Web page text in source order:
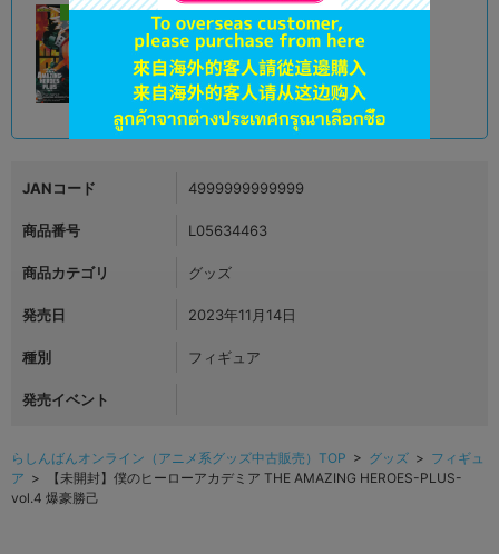
新入荷 状態 : 未開封
熊本店
在庫あり 2,290円 税込
JANコード 4999999999999
商品番号 L05634463
商品カテゴリ グッズ
発売日 2023年11月14日
種別 フィギュア
発売イベント
らしんばんオンライン（アニメ系グッズ中古販売）TOP > グッズ > フィギュ
ア > 【未開封】僕のヒーローアカデミア THE AMAZING HEROES-PLUS-
vol.4 爆豪勝己